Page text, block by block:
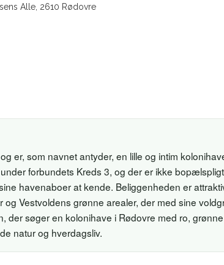
Alle, 2610 Rødovre
er, som navnet antyder, en lille og intim
forbundets Kreds 3, og der er ikke
havenaboer at kende. Beliggenheden er
Vestvoldens grønne arealer, der med sine
søger en kolonihave i Rødovre med ro,
natur og hverdagsliv.